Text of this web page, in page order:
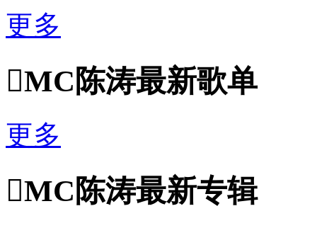
更多
MC陈涛最新歌单
更多
MC陈涛最新专辑